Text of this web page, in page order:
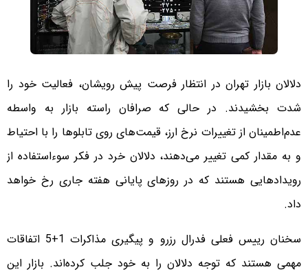
دلالان بازار تهران در انتظار فرصت پیش رویشان، فعالیت خود را
شدت بخشیدند. در حالی که صرافان راسته بازار به واسطه
عدم‌اطمینان از تغییرات نرخ ارز، قیمت‌های روی تابلوها را با احتیاط
و به مقدار کمی تغییر می‌دهند، دلالان خرد در فکر سوء‌استفاده از
رویدادهایی هستند که در روزهای پایانی هفته جاری رخ خواهد
داد.
سخنان رییس فعلی فدرال رزرو و پیگیری مذاکرات 1+5 اتفاقات
مهمی هستند که توجه دلالان را به خود جلب کرده‌اند. بازار این